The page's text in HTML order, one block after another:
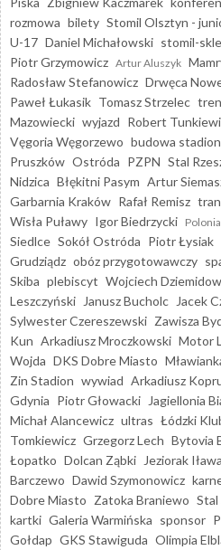
rozmowa bilety Stomil Olsztyn -
U-17 Daniel Michałowski stomil-
Piotr Grzymowicz Artur Aluszyk
Radosław Stefanowicz Drwęca
Paweł Łukasik Tomasz Strzelec
Mazowiecki wyjazd Robert
Vęgoria Węgorzewo budowa
Pruszków Ostróda PZPN Stal
Nidzica Błękitni Pasym Artur
Garbarnia Kraków Rafał Remisz
Wisła Puławy Igor Biedrzycki
Siedlce Sokół Ostróda Piotr Łysiak
Grudziądz obóz przygotowawczy
Skiba plebiscyt Wojciech
Leszczyński
Janusz Bucholc Jacek
Sylwester Czereszewski Zawisza
Kun Arkadiusz Mroczkowski Motor
Wojda DKS Dobre Miasto
Zin Stadion wywiad Arkadiusz
Gdynia Piotr Głowacki Jagiellonia
Michał Alancewicz ultras Łódzki
Tomkiewicz Grzegorz Lech Bytovia
Łopatko Dolcan Ząbki Jeziorak Iława
Barczewo Dawid Szymonowicz
Dobre Miasto Zatoka Braniewo Stal
kartki Galeria Warmińska sponsor
Gołdap GKS Stawiguda Olimpia